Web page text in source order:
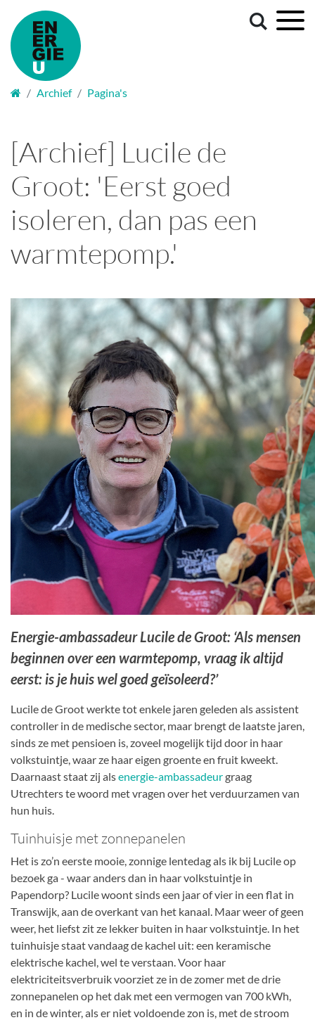
Welkom
Archief Pagina's
[Archief] Lucile de
Groot: 'Eerst goed
isoleren, dan pas een
warmtepomp.'
Energie-ambassadeur Lucile de Groot: ‘Als mensen
beginnen over een warmtepomp, vraag ik altijd
eerst: is je huis wel goed geïsoleerd?’
Lucile de Groot werkte tot enkele jaren geleden als assistent
controller in de medische sector, maar brengt de laatste jaren,
sinds ze met pensioen is, zoveel mogelijk tijd door in haar
volkstuintje, waar ze haar eigen groente en fruit kweekt.
Daarnaast staat zij alsenergie-ambassadeurgraag
Utrechters te woord met vragen over het verduurzamen van
hun huis.
Tuinhuisje met zonnepanelen
Het is zo’n eerste mooie, zonnige lentedag als ik bij Lucile op
bezoek ga - waar anders dan in haar volkstuintje in
Papendorp? Lucile woont sinds een jaar of vier in een flat in
Transwijk, aan de overkant van het kanaal. Maar weer of geen
weer, het liefst zit ze lekker buiten in haar volkstuintje. In het
tuinhuisje staat vandaag de kachel uit: een keramische
elektrische kachel, wel te verstaan. Voor haar
elektriciteitsverbruik voorziet ze in de zomer met de drie
zonnepanelen op het dak met een vermogen van 700 kWh,
en in de winter, als er niet voldoende zon is, met de stroom